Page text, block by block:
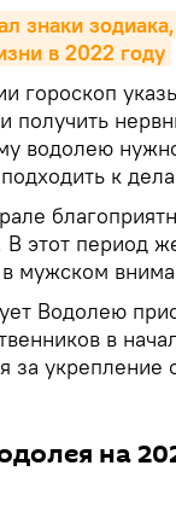
знаки
в 2022 году
гороскоп
получить
водолею
к
этот период
в мужском
Водолею
в
за укрепление
на